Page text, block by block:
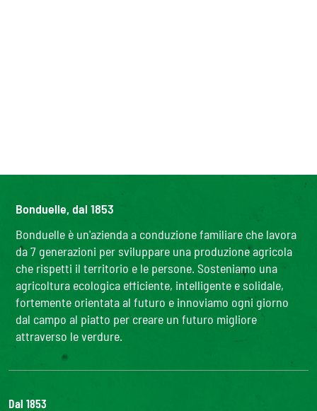
Bonduelle, dal 1853
Bonduelle è un'azienda a conduzione familiare che lavora
da 7 generazioni per sviluppare una produzione agricola
che rispetti il territorio e le persone. Sosteniamo una
agricoltura ecologica efficiente, intelligente e solidale,
fortemente orientata al futuro e innoviamo ogni giorno
dal campo al piatto per creare un futuro migliore
attraverso le verdure.
Dal 1853